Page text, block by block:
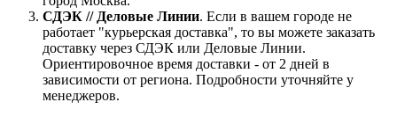
СДЭК // Деловые Линии. Если в вашем городе не
работает "курьерская доставка", то вы можете заказать
доставку через СДЭК или Деловые Линии.
Ориентировочное время доставки - от 2 дней в
зависимости от региона. Подробности уточняйте у
менеджеров.